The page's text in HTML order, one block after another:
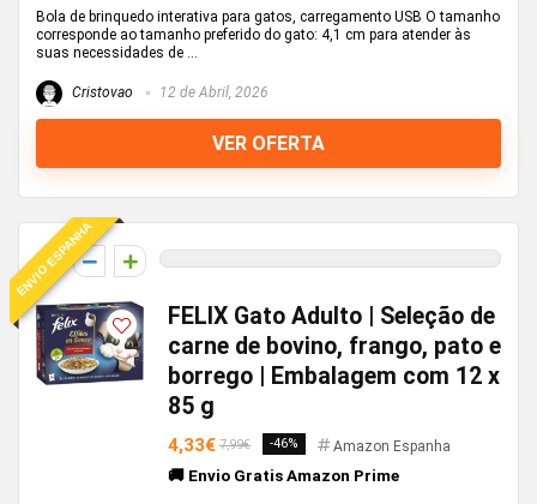
Bola de brinquedo interativa para gatos, carregamento USB O tamanho
corresponde ao tamanho preferido do gato: 4,1 cm para atender às
suas necessidades de ...
Cristovao 12 de Abril, 2026
VER OFERTA
ENVIO ESPANHA
0
FELIX Gato Adulto | Seleção de
carne de bovino, frango, pato e
borrego | Embalagem com 12 x
85 g
4,33€ 7,99€ -46% Amazon Espanha
🚚 Envio Gratis Amazon Prime